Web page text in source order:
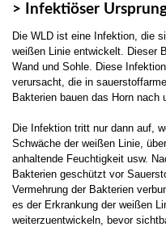
> Infektiöser
Die WLD ist eine Infektion, die
weißen Linie entwickelt. Dieser
Wand und Sohle. Diese
verursacht, die in
Bakterien bauen das Horn nach
Die Infektion tritt nur dann auf,
Schwäche der weißen Linie,
anhaltende Feuchtigkeit usw.
Bakterien geschützt vor
Vermehrung der Bakterien
es der Erkrankung der weißen
weiterzuentwickeln, bevor